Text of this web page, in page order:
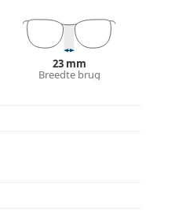
als je hulp nodig hebt
23 mm
Breedte brug